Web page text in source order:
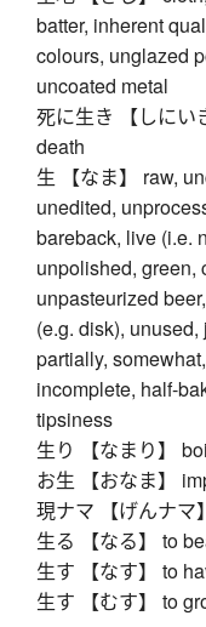
batter, inherent
colours, unglazed
uncoated metal
死に生き 【しにい
death
生 【なま】 raw,
unedited,
bareback, live (i.e.
unpolished, green,
unpasteurized
(e.g. disk),
partially,
incomplete, half-
tipsiness
生り 【なまり】
お生 【おなま】
現ナマ 【げんナマ
生る 【なる】 to
生す 【なす】 to
生す 【むす】 to